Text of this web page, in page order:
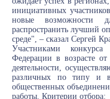
инициативных
новые возможности
распространить лучший
среде", – сказал Сергей
Участниками
Федерации в возрасте
деятельности,
различных по типу и
общественных
работы. Критерии отбора: